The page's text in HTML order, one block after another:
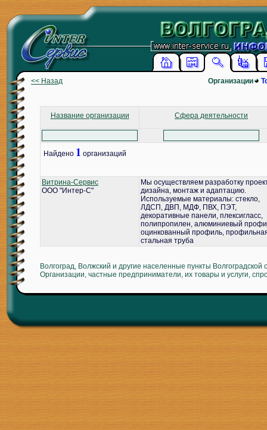
<< Назад Организации
Название организации Сфера деятельности
Найдено 1 организаций
Витрина-Сервис
ООО "Интер-С"
Мы осуществляем разработку
дизайна, монтаж и адаптацию.
Используемые материалы: стекло,
ЛДСП, ДВП, МДФ, ПВХ, ПЭТ,
декоративные панели, плексигласс,
полипропилен, алюминиевый
оцинкованный профиль,
стальная труба
Волгоград, Волжский и другие населенные пункты Волгоградской
Организации, частные предприниматели, их товары и услуги,